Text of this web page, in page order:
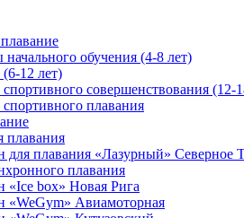
обучения (4-8 лет)
12 лет)
совершенствования (12-
плавания
плавания
для плавания «Лазурный» Северное
плавания
«Ice box» Новая Рига
«WeGym» Авиамоторная